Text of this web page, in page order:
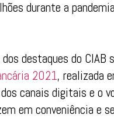
durante a
destaques do CIAB
2021, realizada
canais digitais e o
em conveniência e